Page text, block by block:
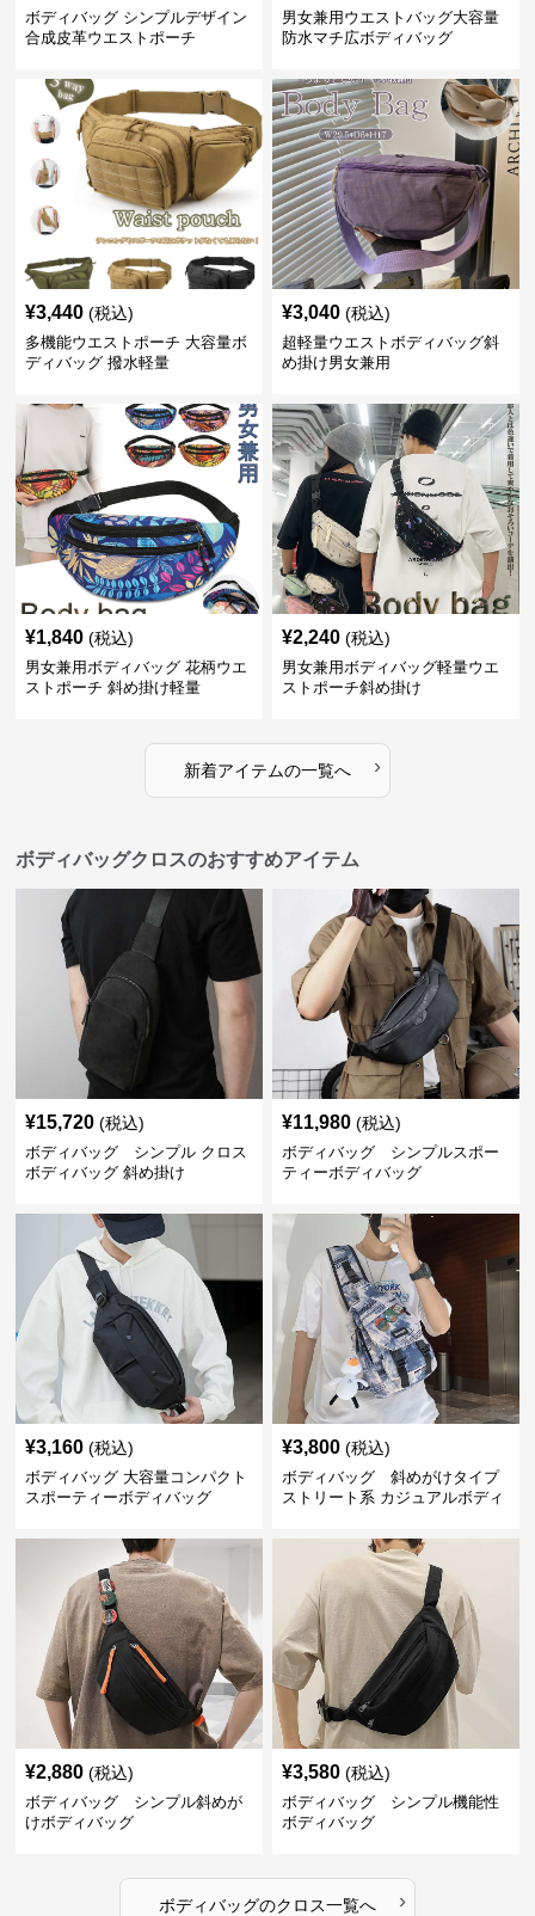
ボディバッグ シンプルデザイン
合成皮革ウエストポーチ
男女兼用ウエストバッグ大容量
防水マチ広ボディバッグ
¥3,440 (税込)
多機能ウエストポーチ 大容量ボ
ディバッグ 撥水軽量
¥3,040 (税込)
超軽量ウエストボディバッグ斜
め掛け男女兼用
¥1,840 (税込)
男女兼用ボディバッグ 花柄ウエ
ストポーチ 斜め掛け軽量
¥2,240 (税込)
男女兼用ボディバッグ軽量ウエ
ストポーチ斜め掛け
新着アイテムの一覧へ ›
ボディバッグクロスのおすすめアイテム
¥15,720 (税込)
ボディバッグ シンプル クロス
ボディバッグ 斜め掛け
¥11,980 (税込)
ボディバッグ シンプルスポー
ティーボディバッグ
¥3,160 (税込)
ボディバッグ 大容量コンパクト
スポーティーボディバッグ
¥3,800 (税込)
ボディバッグ 斜めがけタイプ
ストリート系 カジュアルボディ
¥2,880 (税込)
ボディバッグ シンプル斜めが
けボディバッグ
¥3,580 (税込)
ボディバッグ シンプル機能性
ボディバッグ
ボディバッグのクロス一覧へ ›